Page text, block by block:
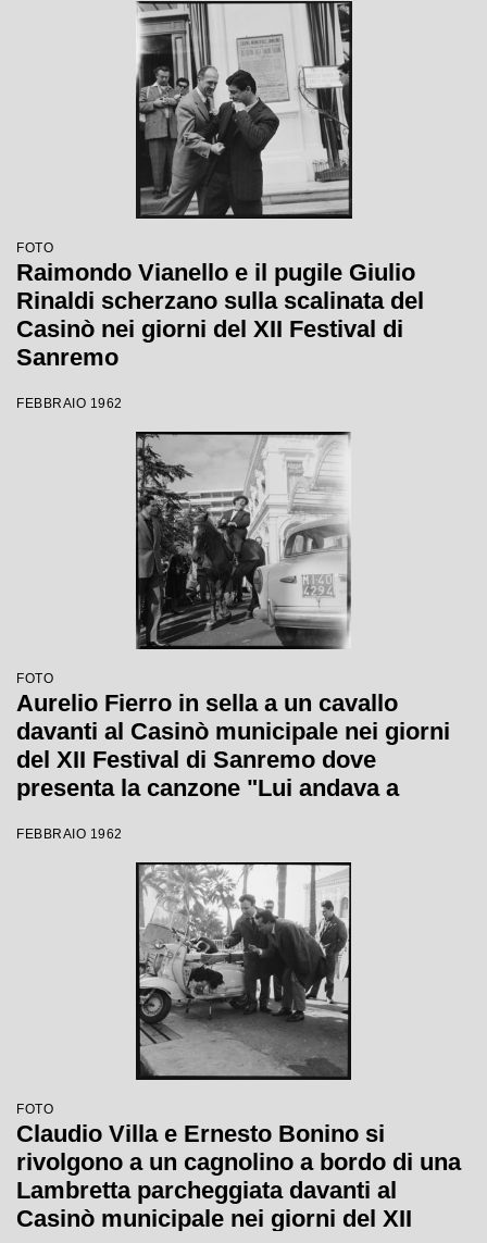
FOTO
Raimondo Vianello e il pugile Giulio
Rinaldi scherzano sulla scalinata del
Casinò nei giorni del XII Festival di
Sanremo
FEBBRAIO 1962
FOTO
Aurelio Fierro in sella a un cavallo
davanti al Casinò municipale nei giorni
del XII Festival di Sanremo dove
presenta la canzone "Lui andava a
FEBBRAIO 1962
FOTO
Claudio Villa e Ernesto Bonino si
rivolgono a un cagnolino a bordo di una
Lambretta parcheggiata davanti al
Casinò municipale nei giorni del XII